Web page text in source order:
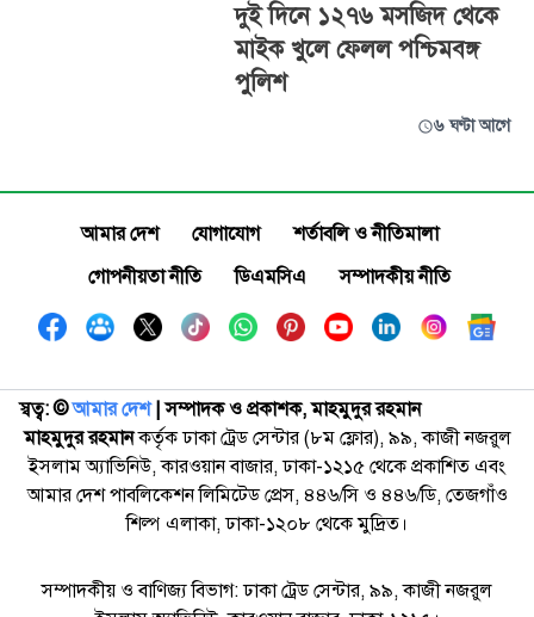
দুই দিনে ১২৭৬ মসজিদ থেকে
মাইক খুলে ফেলল পশ্চিমবঙ্গ
পুলিশ
৬ ঘণ্টা আগে
আমার দেশ যোগাযোগ
শর্তাবলি ও নীতিমালা
গোপনীয়তা নীতি
ডিএমসিএ সম্পাদকীয় নীতি
স্বত্ব: ©️আমার দেশ| সম্পাদক ও প্রকাশক, মাহমুদুর রহমান
মাহমুদুর রহমানকর্তৃক ঢাকা ট্রেড সেন্টার (৮ম ফ্লোর), ৯৯, কাজী নজরুল
ইসলাম অ্যাভিনিউ, কারওয়ান বাজার, ঢাকা-১২১৫ থেকে প্রকাশিত এবং
আমার দেশ পাবলিকেশন লিমিটেড প্রেস, ৪৪৬/সি ও ৪৪৬/ডি, তেজগাঁও
শিল্প এলাকা, ঢাকা-১২০৮ থেকে মুদ্রিত।
সম্পাদকীয় ও বাণিজ্য বিভাগ: ঢাকা ট্রেড সেন্টার, ৯৯, কাজী নজরুল